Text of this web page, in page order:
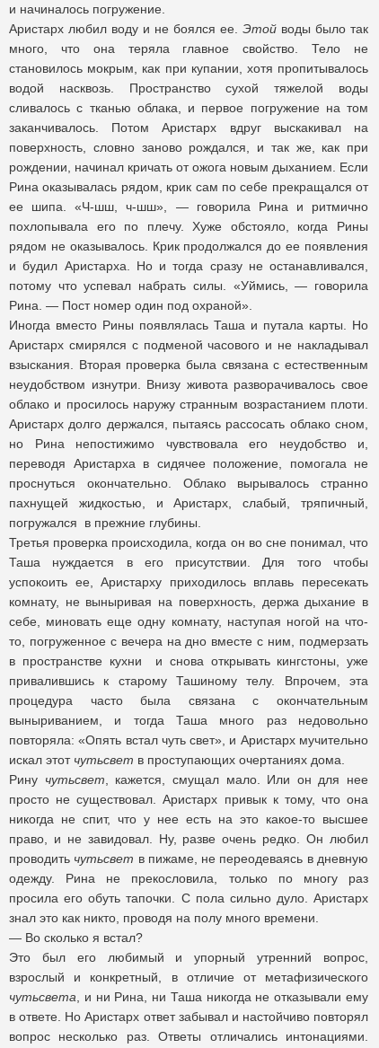
и начиналось погружение.
Аристарх любил воду и не боялся ее. Этой воды было так
много, что она теряла главное свойство. Тело не
становилось мокрым, как при купании, хотя пропитывалось
водой насквозь. Пространство сухой тяжелой воды
сливалось с тканью облака, и первое погружение на том
заканчивалось. Потом Аристарх вдруг выскакивал на
поверхность, словно заново рождался, и так же, как при
рождении, начинал кричать от ожога новым дыханием. Если
Рина оказывалась рядом, крик сам по себе прекращался от
ее шипа. «Ч-шш, ч-шш», — говорила Рина и ритмично
похлопывала его по плечу. Хуже обстояло, когда Рины
рядом не оказывалось. Крик продолжался до ее появления
и будил Аристарха. Но и тогда сразу не останавливался,
потому что успевал набрать силы. «Уймись, — говорила
Рина. — Пост номер один под охраной».
Иногда вместо Рины появлялась Таша и путала карты. Но
Аристарх смирялся с подменой часового и не накладывал
взыскания. Вторая проверка была связана с естественным
неудобством изнутри. Внизу живота разворачивалось свое
облако и просилось наружу странным возрастанием плоти.
Аристарх долго держался, пытаясь рассосать облако сном,
но Рина непостижимо чувствовала его неудобство и,
переводя Аристарха в сидячее положение, помогала не
проснуться окончательно. Облако вырывалось странно
пахнущей жидкостью, и Аристарх, слабый, тряпичный,
погружался в прежние глубины.
Третья проверка происходила, когда он во сне понимал, что
Таша нуждается в его присутствии. Для того чтобы
успокоить ее, Аристарху приходилось вплавь пересекать
комнату, не выныривая на поверхность, держа дыхание в
себе, миновать еще одну комнату, наступая ногой на что-
то, погруженное с вечера на дно вместе с ним, подмерзать
в пространстве кухни и снова открывать кингстоны, уже
привалившись к старому Ташиному телу. Впрочем, эта
процедура часто была связана с окончательным
выныриванием, и тогда Таша много раз недовольно
повторяла: «Опять встал чуть свет», и Аристарх мучительно
искал этот чутьсвет в проступающих очертаниях дома.
Рину чутьсвет , кажется, смущал мало. Или он для нее
просто не существовал. Аристарх привык к тому, что она
никогда не спит, что у нее есть на это какое-то высшее
право, и не завидовал. Ну, разве очень редко. Он любил
проводить чутьсвет в пижаме, не переодеваясь в дневную
одежду. Рина не прекословила, только по многу раз
просила его обуть тапочки. С пола сильно дуло. Аристарх
знал это как никто, проводя на полу много времени.
— Во сколько я встал?
Это был его любимый и упорный утренний вопрос,
взрослый и конкретный, в отличие от метафизического
чутьсвета , и ни Рина, ни Таша никогда не отказывали ему
в ответе. Но Аристарх ответ забывал и настойчиво повторял
вопрос несколько раз. Ответы отличались интонациями.